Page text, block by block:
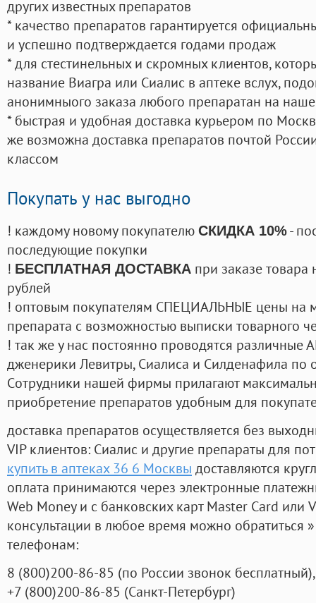
других известных препаратов
* качество препаратов гарантируется
и успешно подтверждается годами продаж
* для стестинельных и скромных клиентов,
название Виагра или Сиалис в аптеке вслух,
анонимныого заказа любого препаратан на
* быстрая и удобная доставка курьером по
же возможна доставка препаратов почтой
классом
Покупать у нас выгодно
! каждому новому покупателю СКИДКА 10%-
последующие покупки
! БЕСПЛАТНАЯ ДОСТАВКА при заказе
рублей
! оптовым покупателям СПЕЦИАЛЬНЫЕ цены на
препарата с возможностью выписки товарного
! так же у нас постоянно проводятся
дженерики Левитры, Сиалиса и Силденафила по
Cотрудники нашей фирмы прилагают
приобретение препаратов удобным для
доставка препаратов осуществляется без
VIP клиентов: Сиалис и другие препараты для
купить в аптеках 36 6 Москвы доставляются
оплата принимаются через электронные
Web Money и с банковских карт Master Card или
консультации в любое время можно обратиться
телефонам:
8 (800)200-86-85 (по России звонок бесплатный),
+7 (800)200-86-85 (Санкт-Петербург)